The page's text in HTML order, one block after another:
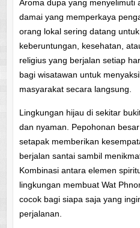
Aroma dupa yang menyelimuti
damai yang memperkaya
orang lokal sering datang
keberuntungan, kesehatan,
religius yang berjalan setiap
bagi wisatawan untuk
masyarakat secara langsung.
Lingkungan hijau di sekitar
dan nyaman. Pepohonan
setapak memberikan
berjalan santai sambil
Kombinasi antara elemen
lingkungan membuat Wat
cocok bagi siapa saja yang
perjalanan.